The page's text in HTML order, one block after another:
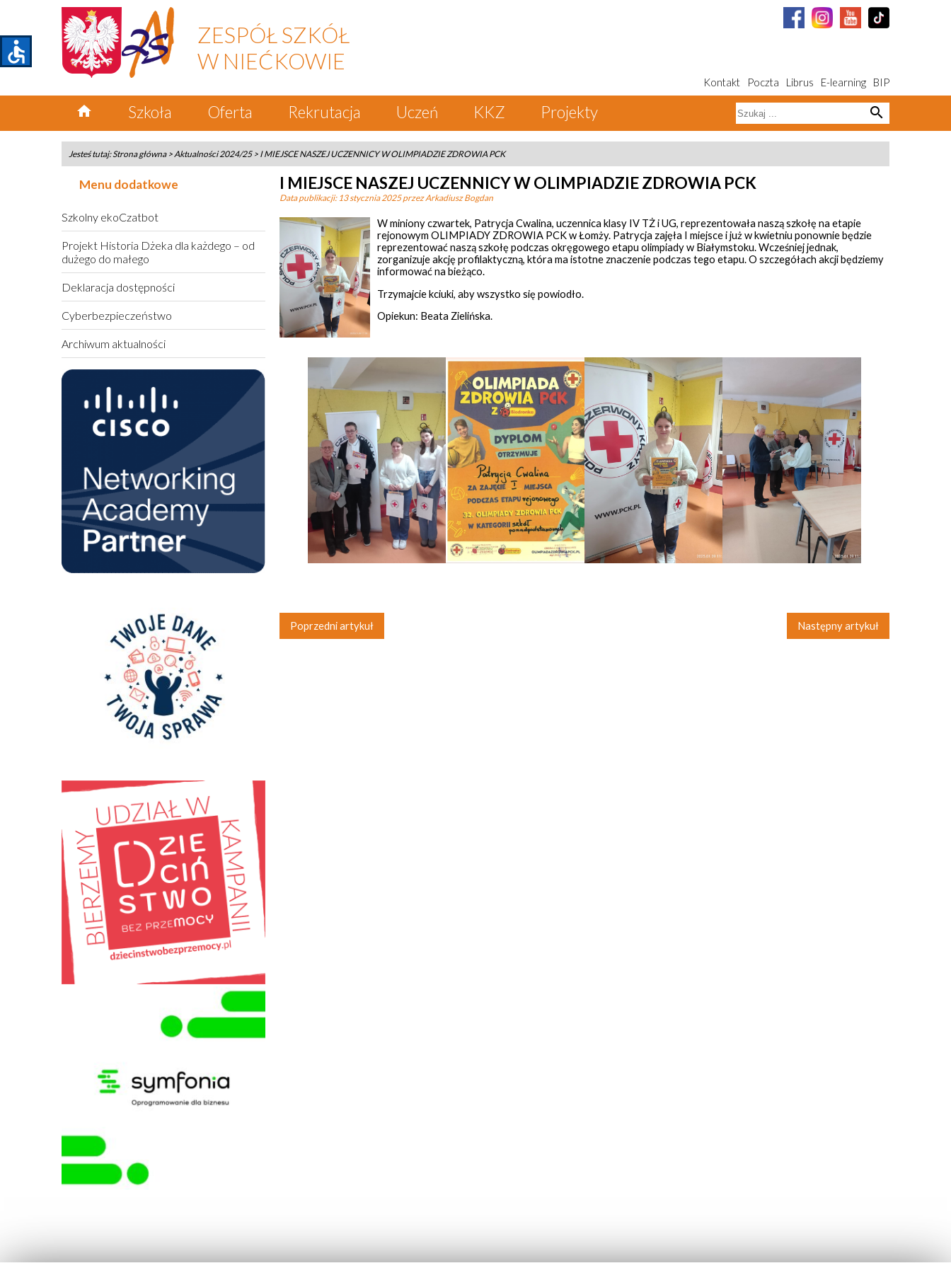
ZESPÓŁ SZKÓŁ
W NIEĆKOWIE
Kontakt Poczta Librus E-learning BIP
home Szkoła Oferta Rekrutacja Uczeń KKZ Projekty search
Jesteś tutaj:Strona główna>Aktualności 2024/25> I MIEJSCE NASZEJ UCZENNICY W OLIMPIADZIE ZDROWIA PCK
Menu dodatkowe
Szkolny ekoCzatbot
Projekt Historia Dżeka dla każdego – od
dużego do małego
Deklaracja dostępności
Cyberbezpieczeństwo
Archiwum aktualności
I MIEJSCE NASZEJ UCZENNICY W OLIMPIADZIE ZDROWIA PCK
Data publikacji:13 stycznia 2025przez Arkadiusz Bogdan
W miniony czwartek, Patrycja Cwalina, uczennica klasy IV TŻ i UG, reprezentowała naszą szkołę na etapie
rejonowym OLIMPIADY ZDROWIA PCK w Łomży. Patrycja zajęła I miejsce i już w kwietniu ponownie będzie
reprezentować naszą szkołę podczas okręgowego etapu olimpiady w Białymstoku. Wcześniej jednak,
zorganizuje akcję profilaktyczną, która ma istotne znaczenie podczas tego etapu. O szczegółach akcji będziemy
informować na bieżąco.
Trzymajcie kciuki, aby wszystko się powiodło.
Opiekun: Beata Zielińska.
Poprzedni artykuł Następny artykuł
accessible